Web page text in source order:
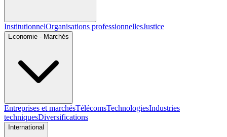
InstitutionnelOrganisations professionnellesJustice
Economie - Marchés
Entreprises et marchésTélécomsTechnologiesIndustries
techniquesDiversifications
International